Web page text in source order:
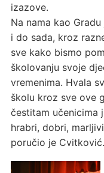
izazove.
Na nama kao
i do sada, kroz
sve kako bismo
školovanju svoje
vremenima. Hvala
školu kroz sve ove
čestitam učenicima
hrabri, dobri,
poručio je Cvitković.